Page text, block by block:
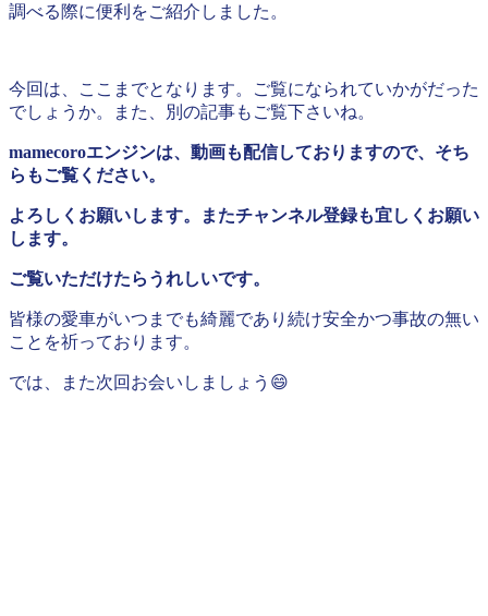
調べる際に便利をご紹介しました。
今回は、ここまでとなります。ご覧になられていかがだった
でしょうか。また、別の記事もご覧下さいね。
mamecoroエンジンは、動画も配信しておりますので、そち
らもご覧ください。
よろしくお願いします。またチャンネル登録も宜しくお願い
します。
ご覧いただけたらうれしいです。
皆様の愛車がいつまでも綺麗であり続け安全かつ事故の無い
ことを祈っております。
では、また次回お会いしましょう😄